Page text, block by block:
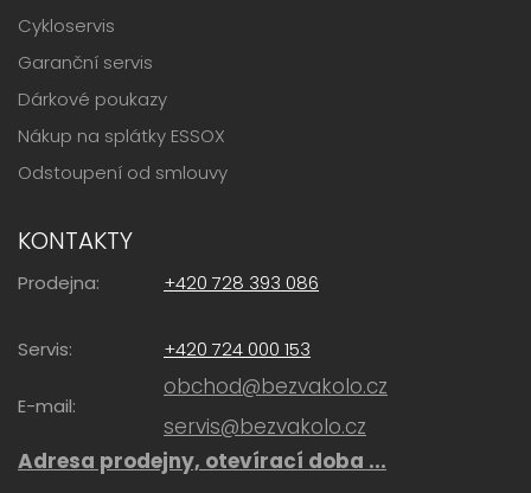
Cykloservis
Garanční servis
Dárkové poukazy
Nákup na splátky ESSOX
Odstoupení od smlouvy
KONTAKTY
Prodejna: +420 728 393 086
Servis: +420 724 000 153
E-mail:
obchod@bezvakolo.cz
servis@bezvakolo.cz
Adresa prodejny, otevírací doba ...